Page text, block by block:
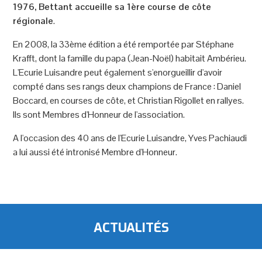
1976, Bettant accueille sa 1ère course de côte
régionale.
En 2008, la 33ème édition a été remportée par Stéphane
Krafft, dont la famille du papa (Jean-Noël) habitait Ambérieu.
L'Ecurie Luisandre peut également s'enorgueillir d'avoir
compté dans ses rangs deux champions de France : Daniel
Boccard, en courses de côte, et Christian Rigollet en rallyes.
Ils sont Membres d'Honneur de l'association.
A l'occasion des 40 ans de l'Ecurie Luisandre, Yves Pachiaudi
a lui aussi été intronisé Membre d'Honneur.
ACTUALITÉS